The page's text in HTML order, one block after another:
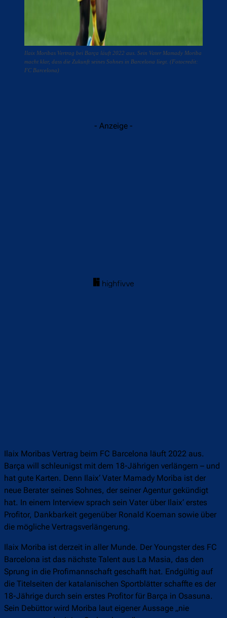
Ilaix Moribas Vertrag bei Barça läuft 2022 aus. Sein Vater Mamady Moriba
macht klar, dass die Zukunft seines Sohnes in Barcelona liegt. (Fotocredit:
FC Barcelona)
- Anzeige -
Ilaix Moribas Vertrag beim FC Barcelona läuft 2022 aus.
Barça will schleunigst mit dem 18-Jährigen verlängern – und
hat gute Karten. Denn Ilaix‘ Vater Mamady Moriba ist der
neue Berater seines Sohnes, der seiner Agentur gekündigt
hat. In einem Interview sprach sein Vater über Ilaix‘ erstes
Profitor, Dankbarkeit gegenüber Ronald Koeman sowie über
die mögliche Vertragsverlängerung.
Ilaix Moriba ist derzeit in aller Munde. Der Youngster des FC
Barcelona ist das nächste Talent aus La Masia, das den
Sprung in die Profimannschaft geschafft hat. Endgültig auf
die Titelseiten der katalanischen Sportblätter schaffte es der
18-Jährige durch sein erstes Profitor für Barça in Osasuna.
Sein Debüttor wird Moriba laut eigener Aussage „nie